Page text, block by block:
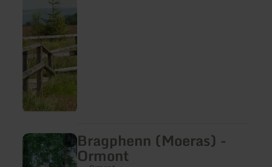
Bragphenn (Moeras) -
Ormont
meer
informatie
over: